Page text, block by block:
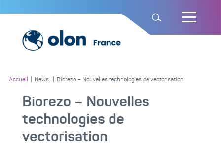
Accueil News Biorezo – Nouvelles technologies de vectorisation
Biorezo – Nouvelles
technologies de
vectorisation